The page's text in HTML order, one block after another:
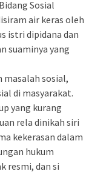
Sosial
air keras oleh
istri dipidana dan
suaminya yang
masalah sosial,
di masyarakat.
yang kurang
rela dinikah siri
kekerasan dalam
hukum
resmi, dan si